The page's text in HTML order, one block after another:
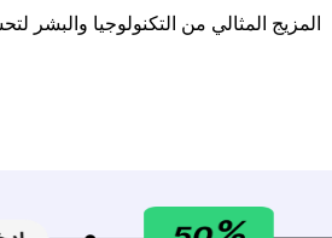
المزيج المثالي من التكنولوجيا والبشر